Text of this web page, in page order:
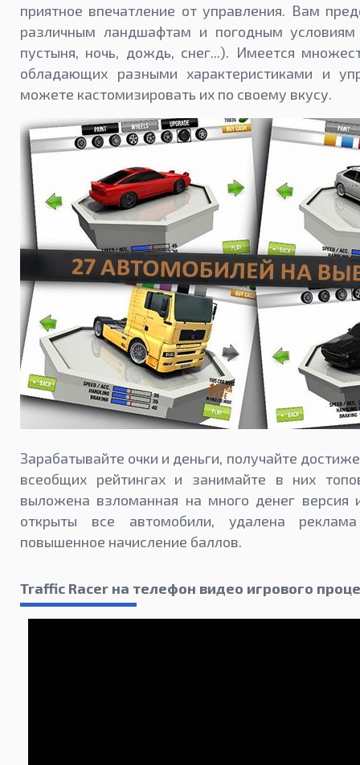
приятное впечатление от управления. Вам
различным ландшафтам и погодным условиям
пустыня, ночь, дождь, снег...). Имеется
обладающих разными характеристиками и
можете кастомизировать их по своему вкусу.
Зарабатывайте очки и деньги, получайте
всеобщих рейтингах и занимайте в них
выложена взломанная на много денег версия
открыты все автомобили, удалена
повышенное начисление баллов.
Traffic Racer на телефон видео игрового